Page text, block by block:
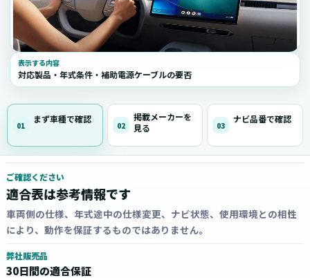
表示する内容
対応製品・年式条件・補助電源ケーブルの要否
01
まず車種で確認
02
掲載メーカーを
見る
03
ナビ品番で確認
ご確認ください
適合表は参考情報です
車両側の仕様、年式途中の仕様変更、ナビ状態、使用環境との相性
により、動作を保証するものではありません。
弊社販売品
30日間の適合保証